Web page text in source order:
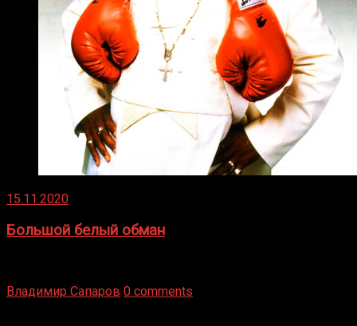
15.11.2020
Большой белый обман
Владимир Сапаров 0 comments